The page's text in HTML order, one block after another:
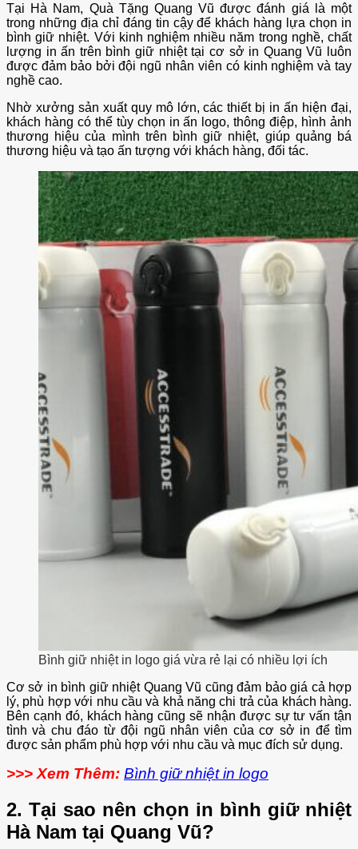
Tại Hà Nam, Quà Tặng Quang Vũ được đánh giá là một
trong những địa chỉ đáng tin cậy để khách hàng lựa chọn in
bình giữ nhiệt. Với kinh nghiệm nhiều năm trong nghề, chất
lượng in ấn trên bình giữ nhiệt tại cơ sở in Quang Vũ luôn
được đảm bảo bởi đội ngũ nhân viên có kinh nghiệm và tay
nghề cao.
Nhờ xưởng sản xuất quy mô lớn, các thiết bị in ấn hiện đại,
khách hàng có thể tùy chọn in ấn logo, thông điệp, hình ảnh
thương hiệu của mình trên bình giữ nhiệt, giúp quảng bá
thương hiệu và tạo ấn tượng với khách hàng, đối tác.
Bình giữ nhiệt in logo giá vừa rẻ lại có nhiều lợi ích
Cơ sở in bình giữ nhiệt Quang Vũ cũng đảm bảo giá cả hợp
lý, phù hợp với nhu cầu và khả năng chi trả của khách hàng.
Bên cạnh đó, khách hàng cũng sẽ nhận được sự tư vấn tận
tình và chu đáo từ đội ngũ nhân viên của cơ sở in để tìm
được sản phẩm phù hợp với nhu cầu và mục đích sử dụng.
>>> Xem Thêm: Bình giữ nhiệt in logo
2. Tại sao nên chọn in bình giữ nhiệt
Hà Nam tại Quang Vũ?